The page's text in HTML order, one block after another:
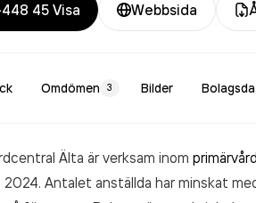
45Visa Webbsida
Omdömen 3 Bilder
Älta är verksam inom
2024. Antalet anställda har minskat